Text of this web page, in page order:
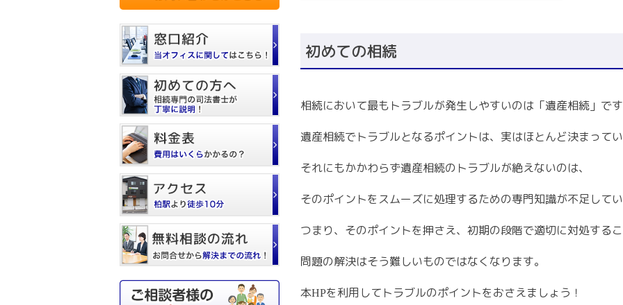
初めての相続
相続において最もトラブルが発生しやすいのは「遺産相続」で
遺産相続でトラブルとなるポイントは、実はほとんど決まって
それにもかかわらず遺産相続のトラブルが絶えないのは、
そのポイントをスムーズに処理するための専門知識が不足して
つまり、そのポイントを押さえ、初期の段階で適切に対処する
問題の解決はそう難しいものではなくなります。
本HPを利用してトラブルのポイントをおさえましょう！